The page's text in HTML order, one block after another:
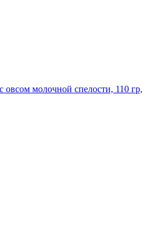
овсом молочной спелости, 110 гр,